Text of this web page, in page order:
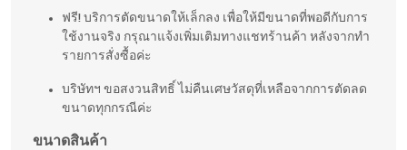
ฟรี! บริการตัดขนาดให้เล็กลง เพื่อให้มีขนาดที่พอดีกับการ
ใช้งานจริง กรุณาแจ้งเพิ่มเติมทางแชทร้านค้า หลังจากทำ
รายการสั่งซื้อค่ะ
บริษัทฯ ขอสงวนสิทธิ์ ไม่คืนเศษวัสดุที่เหลือจากการตัดลด
ขนาดทุกกรณีค่ะ
ขนาดสินค้า